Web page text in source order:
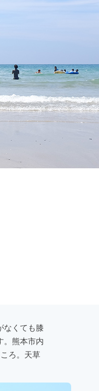
なくても膝
。熊本市内
ろ。天草